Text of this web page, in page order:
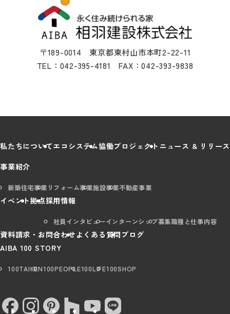
〒189-0014 東京都東村山市本町2-22-11
TEL：042-395-4181 FAX：042-393-9838
私たちについてエコシステム協働プロジェクト ニュース & リリース
事業紹介
新築住宅事業 リフォーム事業施設事業不動産事業
イベント拠点採用情報
社員インタビューインターンシップ募集職種と仕事内容
資料請求・お問合わせ よくある質問 ブログ
AIBA 100 STORY
100TAIKEN100PEOPLE100LIFE100SHOP